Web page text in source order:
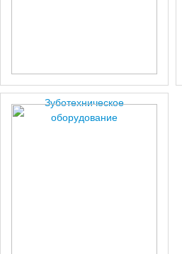
Зуботехническое
оборудование